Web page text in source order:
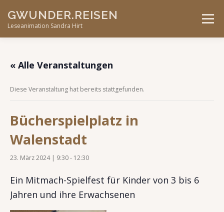
content
GWUNDER.REISEN
Leseanimation Sandra Hirt
Menu
VERANSTALTUNGEN
« Alle Veranstaltungen
Diese Veranstaltung hat bereits stattgefunden.
Bücherspielplatz in
Walenstadt
23. März 2024 | 9:30- 12:30
Ein Mitmach-Spielfest für Kinder von 3 bis 6
Jahren und ihre Erwachsenen